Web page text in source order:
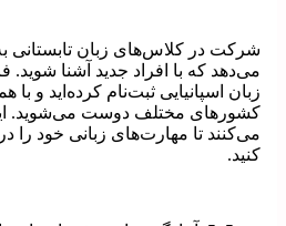
شرکت در کلاس‌های زبان تابستانی
می‌دهد که با افراد جدید آشنا
زبان اسپانیایی ثبت‌نام کرده‌اید و با
کشورهای مختلف دوست می‌شوید.
می‌کنند تا مهارت‌های زبانی خود را
کنید.